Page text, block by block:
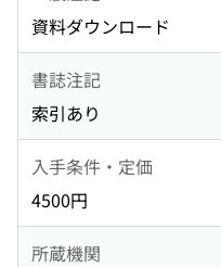
資料ダウンロード
書誌注記
索引あり
入手条件・定価
4500円
所蔵機関